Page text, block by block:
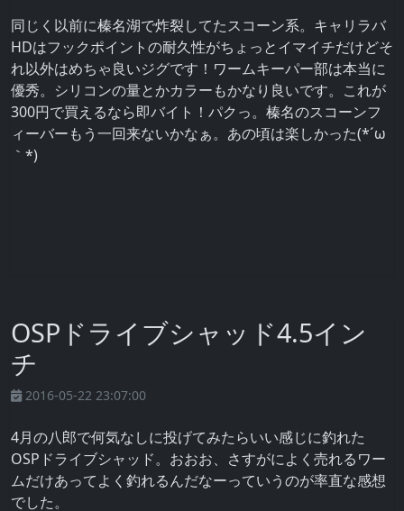
同じく以前に榛名湖で炸裂してたスコーン系。キャリラバ
HDはフックポイントの耐久性がちょっとイマイチだけどそ
れ以外はめちゃ良いジグです！ワームキーパー部は本当に
優秀。シリコンの量とかカラーもかなり良いです。これが
300円で買えるなら即バイト！パクっ。榛名のスコーンフ
ィーバーもう一回来ないかなぁ。あの頃は楽しかった(*´ω
｀*)
OSPドライブシャッド4.5イン
チ
2016-05-22 23:07:00
4月の八郎で何気なしに投げてみたらいい感じに釣れた
OSPドライブシャッド。おおお、さすがによく売れるワー
ムだけあってよく釣れるんだなーっていうのが率直な感想
でした。